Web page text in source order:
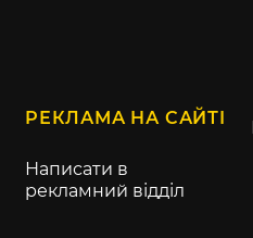
РЕКЛАМА НА САЙТІ
Написати в
рекламний відділ